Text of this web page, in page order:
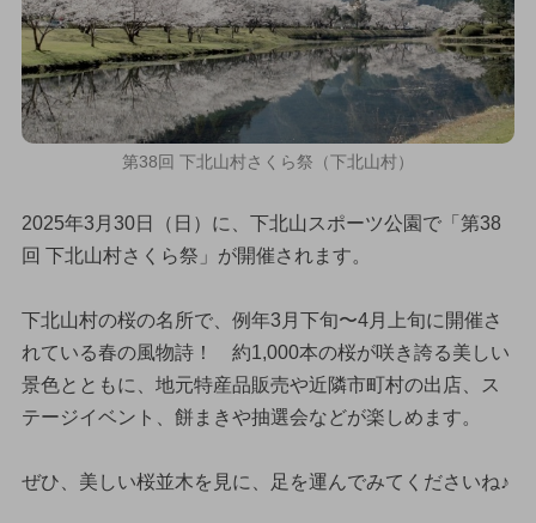
第38回 下北山村さくら祭（下北山村）
2025年3月30日（日）に、下北山スポーツ公園で「第38
回 下北山村さくら祭」が開催されます。
下北山村の桜の名所で、例年3月下旬〜4月上旬に開催さ
れている春の風物詩！ 約1,000本の桜が咲き誇る美しい
景色とともに、地元特産品販売や近隣市町村の出店、ス
テージイベント、餅まきや抽選会などが楽しめます。
ぜひ、美しい桜並木を見に、足を運んでみてくださいね♪